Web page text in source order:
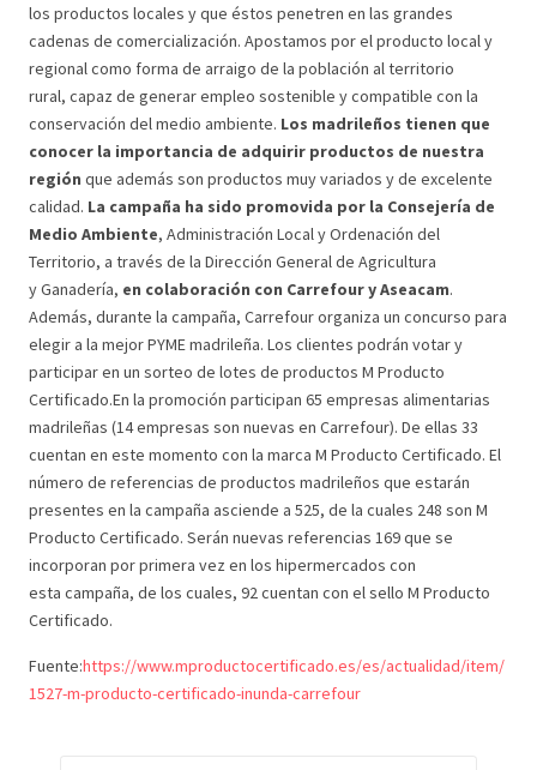
los productos locales y que éstos penetren en las grandes
cadenas de comercialización. Apostamos por el producto local y
regional como forma de arraigo de la población al territorio
rural, capaz de generar empleo sostenible y compatible con la
conservación del medio ambiente. Los madrileños tienen que
conocer la importancia de adquirir productos de nuestra
región que además son productos muy variados y de excelente
calidad. La campaña ha sido promovida por la Consejería de
Medio Ambiente, Administración Local y Ordenación del
Territorio, a través de la Dirección General de Agricultura
y Ganadería, en colaboración con Carrefour y Aseacam.
Además, durante la campaña, Carrefour organiza un concurso para
elegir a la mejor PYME madrileña. Los clientes podrán votar y
participar en un sorteo de lotes de productos M Producto
Certificado.En la promoción participan 65 empresas alimentarias
madrileñas (14 empresas son nuevas en Carrefour). De ellas 33
cuentan en este momento con la marca M Producto Certificado. El
número de referencias de productos madrileños que estarán
presentes en la campaña asciende a 525, de la cuales 248 son M
Producto Certificado. Serán nuevas referencias 169 que se
incorporan por primera vez en los hipermercados con
esta campaña, de los cuales, 92 cuentan con el sello M Producto
Certificado.
Fuente:https://www.mproductocertificado.es/es/actualidad/item/
1527-m-producto-certificado-inunda-carrefour